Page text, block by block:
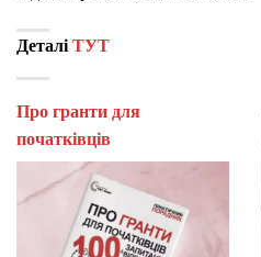
Деталі ТУТ
Про гранти для
початківців